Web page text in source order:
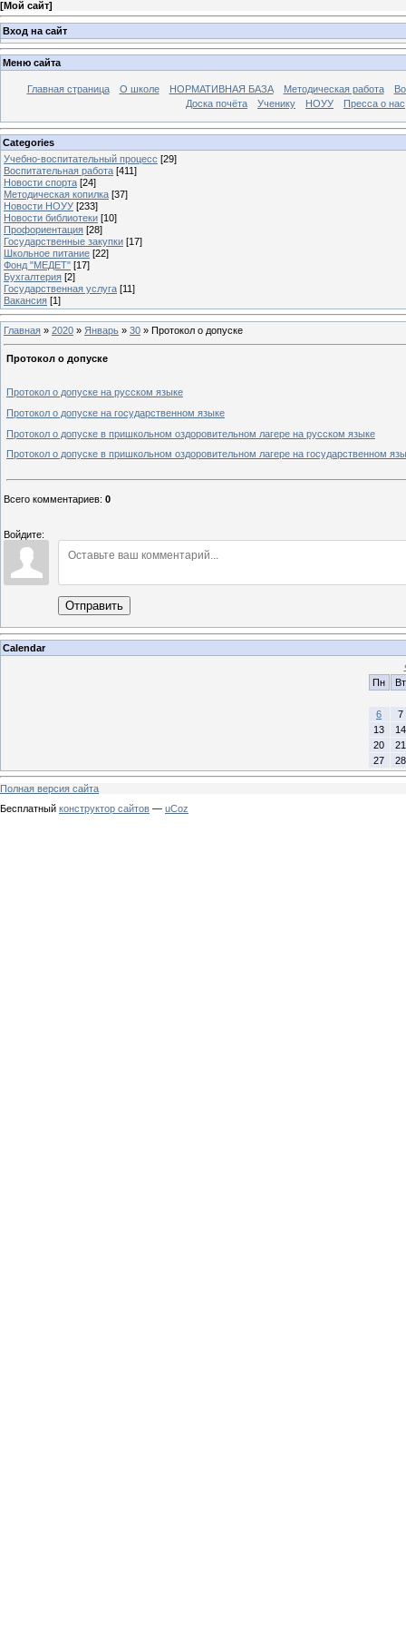
[Мой сайт]
Вход на сайт
Меню сайта
Главная страница О школе НОРМАТИВНАЯ БАЗА Методическая работа
Доска почёта
Ученику НОУУ Пресса о нас
Categories
Учебно-воспитательный процесс [29]
Воспитательная работа [411]
Новости спорта [24]
Методическая копилка [37]
Новости НОУУ [233]
Новости библиотеки [10]
Профориентация [28]
Государственные закупки [17]
Школьное питание [22]
Фонд "МЕДЕТ" [17]
Бухгалтерия [2]
Государственная услуга [11]
Вакансия [1]
Главная » 2020 » Январь » 30 » Протокол о допуске
Протокол о допуске
Протокол о допуске на русском языке
Протокол о допуске на государственном языке
Протокол о допуске в пришкольном оздоровительном лагере на русском языке
Протокол о допуске в пришкольном оздоровительном лагере на государственном
Всего комментариев: 0
Войдите:
Отправить
Calendar
Пн
Вт
6
7
13
14
20
21
27
28
Полная версия сайта
Бесплатный конструктор сайтов — uCoz